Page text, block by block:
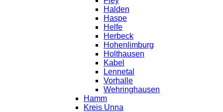
Halden
Haspe
Helfe
Herbeck
Hohenlimburg
Holthausen
Kabel
Lennetal
Vorhalle
Wehringhausen
Hamm
Kreis Unna